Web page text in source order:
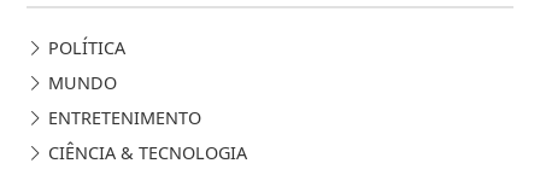
POLÍTICA
MUNDO
ENTRETENIMENTO
CIÊNCIA & TECNOLOGIA